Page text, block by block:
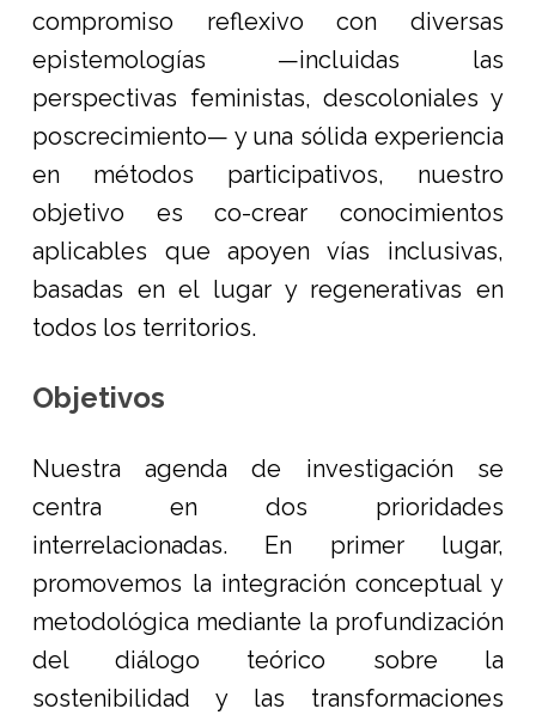
compromiso reflexivo con diversas
epistemologías —incluidas las
perspectivas feministas, descoloniales y
poscrecimiento— y una sólida experiencia
en métodos participativos, nuestro
objetivo es co-crear conocimientos
aplicables que apoyen vías inclusivas,
basadas en el lugar y regenerativas en
todos los territorios.
Objetivos
Nuestra agenda de investigación se
centra en dos prioridades
interrelacionadas. En primer lugar,
promovemos la integración conceptual y
metodológica mediante la profundización
del diálogo teórico sobre la
sostenibilidad y las transformaciones